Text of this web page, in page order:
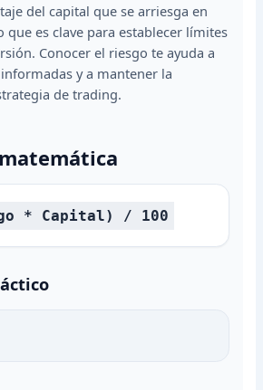
del capital que se arriesga en
que es clave para establecer límites
Conocer el riesgo te ayuda a
y a mantener la
de trading.
* Capital) / 100